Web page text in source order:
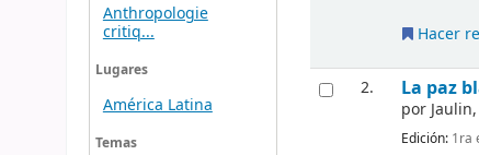
Anthropologie
critiq...
Lugares
América Latina
Temas
Hacer
2. La paz
por
Edición: 1ra